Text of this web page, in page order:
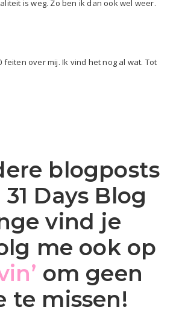
is weg. Zo ben ik dan ook wel weer.
feiten over mij. Ik vind het nog al wat. Tot
blogposts
Days Blog
vind je
me ook op
om geen
te missen!